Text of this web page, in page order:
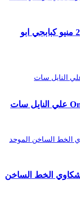
رقم تليفون فروع كبابجي أبو علي 2026 منيو كبابجي ابو
الخط الساخن